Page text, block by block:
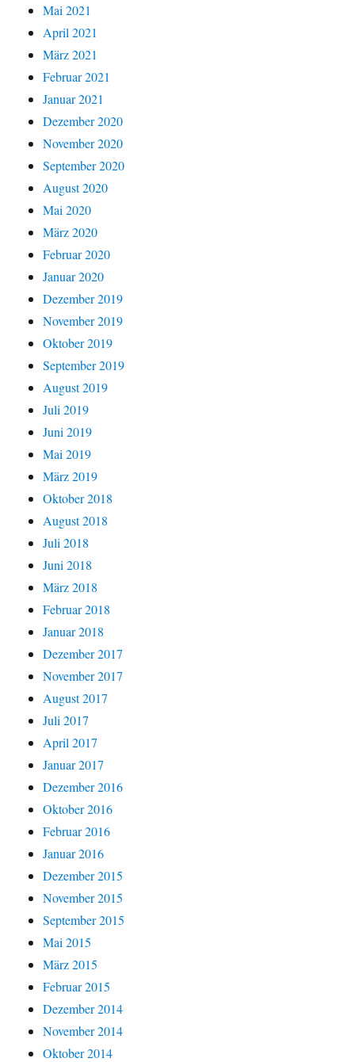
Mai 2021
April 2021
März 2021
Februar 2021
Januar 2021
Dezember 2020
November 2020
September 2020
August 2020
Mai 2020
März 2020
Februar 2020
Januar 2020
Dezember 2019
November 2019
Oktober 2019
September 2019
August 2019
Juli 2019
Juni 2019
Mai 2019
März 2019
Oktober 2018
August 2018
Juli 2018
Juni 2018
März 2018
Februar 2018
Januar 2018
Dezember 2017
November 2017
August 2017
Juli 2017
April 2017
Januar 2017
Dezember 2016
Oktober 2016
Februar 2016
Januar 2016
Dezember 2015
November 2015
September 2015
Mai 2015
März 2015
Februar 2015
Dezember 2014
November 2014
Oktober 2014